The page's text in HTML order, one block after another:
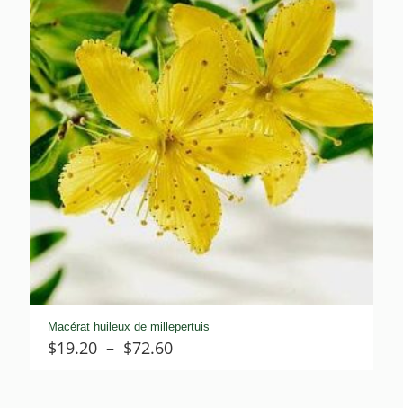
Macérat huileux de millepertuis
$19.20 – $72.60Plage